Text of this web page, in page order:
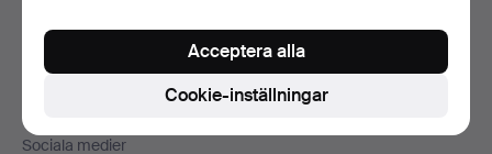
Sociala medier
Cookie-inställningar
Acceptera alla